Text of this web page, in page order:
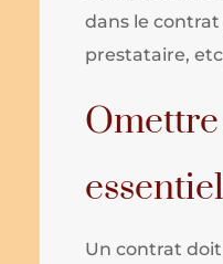
dans le
prestataire,
Omettre
Un contrat